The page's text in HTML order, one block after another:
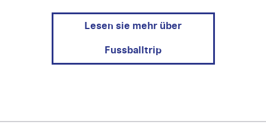
Lesen sie mehr über
Fussballtrip